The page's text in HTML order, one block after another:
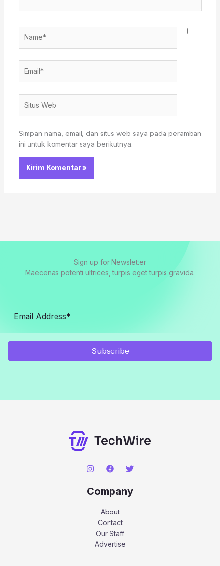
Web
Simpan nama, email, dan situs web saya pada peramban
ini untuk komentar saya berikutnya.
Sign up for Newsletter
Maecenas potenti ultrices, turpis eget turpis gravida.
Subscribe
Company
About
Contact
Our Staff
Advertise